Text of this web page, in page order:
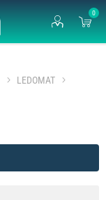
0
LEDOMAT